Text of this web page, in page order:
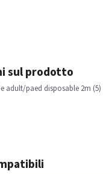
sul prodotto
adult/paed disposable 2m (5)